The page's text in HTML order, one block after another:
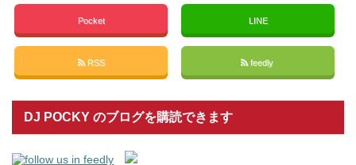
Pocket LINE
RSS feedly
DJ POCKY のブログを購読できます